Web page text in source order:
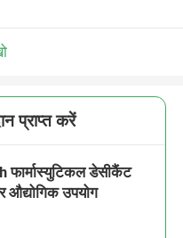
प्राप्त करें
डेसीकैंट
औद्योगिक उपयोग